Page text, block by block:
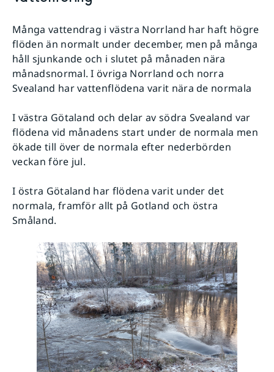
Många vattendrag i västra Norrland har haft högre
flöden än normalt under december, men på många
håll sjunkande och i slutet på månaden nära
månadsnormal. I övriga Norrland och norra
Svealand har vattenflödena varit nära de normala
I västra Götaland och delar av södra Svealand var
flödena vid månadens start under de normala men
ökade till över de normala efter nederbörden
veckan före jul.
I östra Götaland har flödena varit under det
normala, framför allt på Gotland och östra
Småland.